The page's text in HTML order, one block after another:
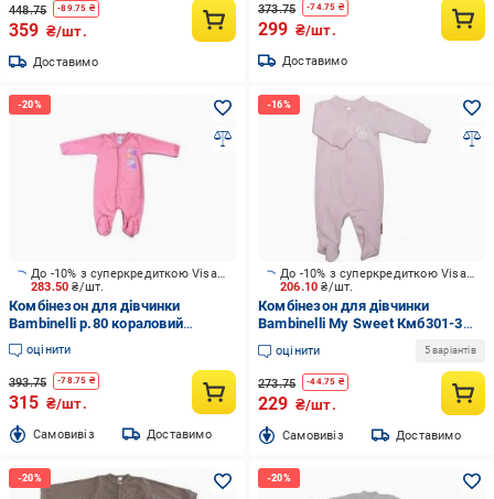
448.75 -89.75 ₴
359 ₴/шт.
Доставимо
373.75 -74.75 ₴
299 ₴/шт.
Доставимо
283.50₴/шт.
До -10% з суперкредиткою Visa Вигода
Комбінезон для дівчинки
Bambinelli р.80 кораловий
Кмб300-4
оцінити
393.75 -78.75 ₴
315 ₴/шт.
Cамовивіз Доставимо
206.10₴/шт.
До -10% з суперкредиткою Visa Вигода
Комбінезон для дівчинки
Bambinelli My Sweet Кмб301-3
р.86 рожевий
оцінити 5 варіантів
273.75 -44.75 ₴
229 ₴/шт.
Cамовивіз Доставимо